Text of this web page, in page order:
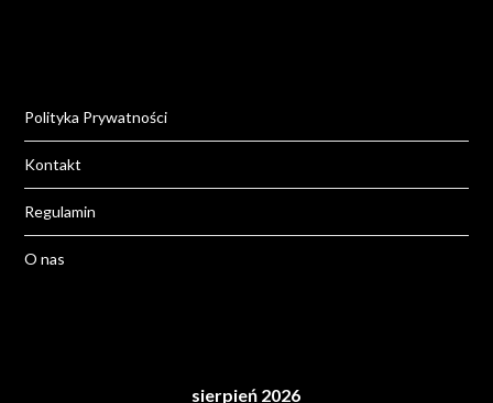
Polityka Prywatności
Kontakt
Regulamin
O nas
sierpień 2026